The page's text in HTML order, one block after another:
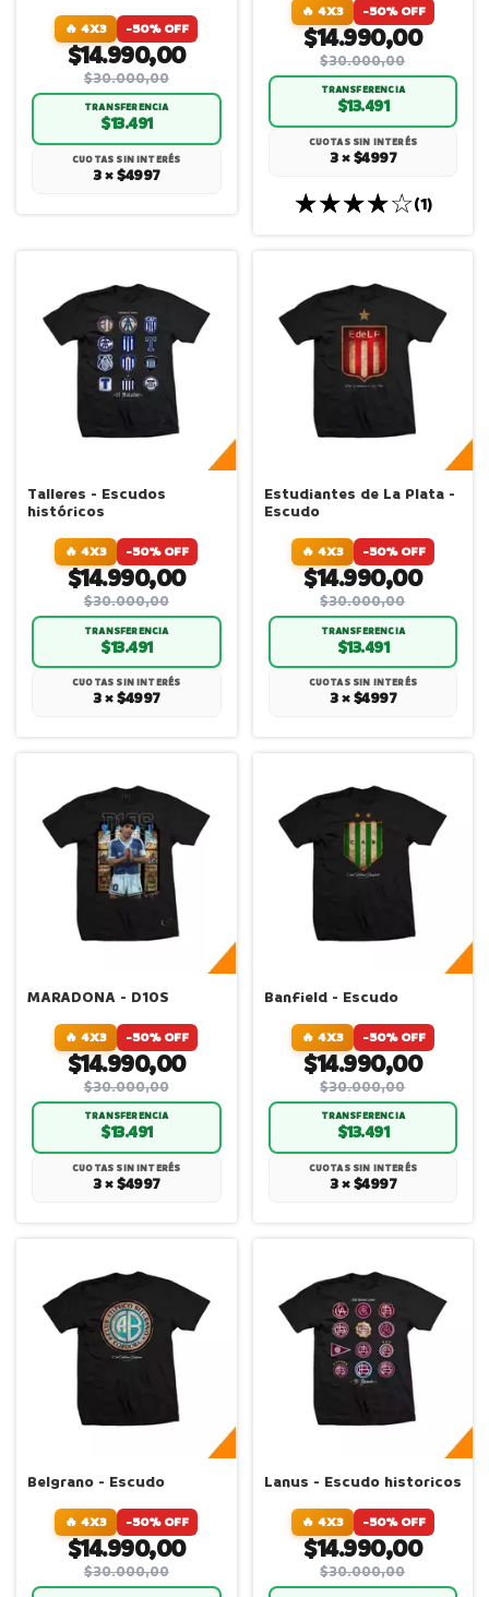
🔥 4X3 -50% OFF
$14.990,00
$30.000,00
TRANSFERENCIA
$13.491
CUOTAS SIN INTERÉS
3 × $4997
🔥 4X3 -50% OFF
$14.990,00
$30.000,00
TRANSFERENCIA
$13.491
CUOTAS SIN INTERÉS
3 × $4997
(1)
Talleres - Escudos
históricos
🔥 4X3 -50% OFF
$14.990,00
$30.000,00
TRANSFERENCIA
$13.491
CUOTAS SIN INTERÉS
3 × $4997
Estudiantes de La Plata -
Escudo
🔥 4X3 -50% OFF
$14.990,00
$30.000,00
TRANSFERENCIA
$13.491
CUOTAS SIN INTERÉS
3 × $4997
MARADONA - D10S
🔥 4X3 -50% OFF
$14.990,00
$30.000,00
TRANSFERENCIA
$13.491
CUOTAS SIN INTERÉS
3 × $4997
Banfield - Escudo
🔥 4X3 -50% OFF
$14.990,00
$30.000,00
TRANSFERENCIA
$13.491
CUOTAS SIN INTERÉS
3 × $4997
Belgrano - Escudo
🔥 4X3 -50% OFF
$14.990,00
$30.000,00
Lanus - Escudo historicos
🔥 4X3 -50% OFF
$14.990,00
$30.000,00